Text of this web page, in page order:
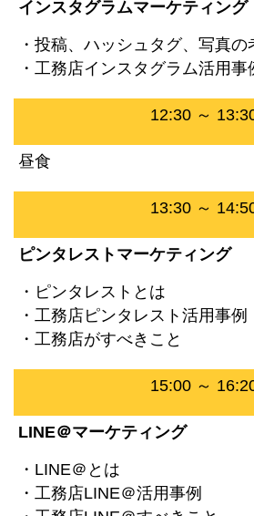
インスタグラムマーケティング
・投稿、ハッシュタグ、写真の
・工務店インスタグラム活用事
12:30 ～
昼食
13:30 ～
ピンタレストマーケティング
・ピンタレストとは
・工務店ピンタレスト活用事例
・工務店がすべきこと
15:00 ～
LINE＠マーケティング
・LINE＠とは
・工務店LINE＠活用事例